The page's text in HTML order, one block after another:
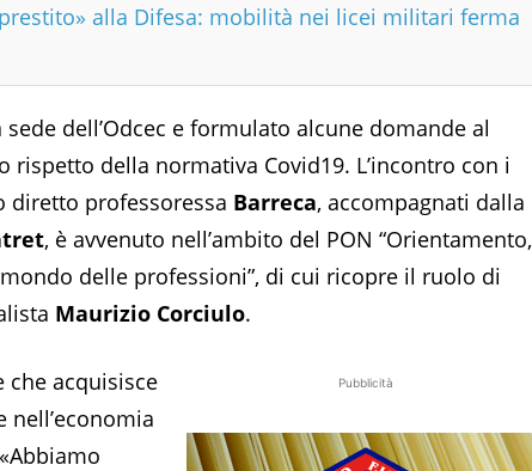
alla Difesa: mobilità nei licei militari ferma
dell’Odcec e formulato alcune domande al
rispetto della normativa Covid19. L’incontro con i
diretto professoressa Barreca, accompagnati dalla
, è avvenuto nell’ambito del PON “Orientamento,
delle professioni”, di cui ricopre il ruolo di
Maurizio Corciulo.
Pubblicità
che acquisisce